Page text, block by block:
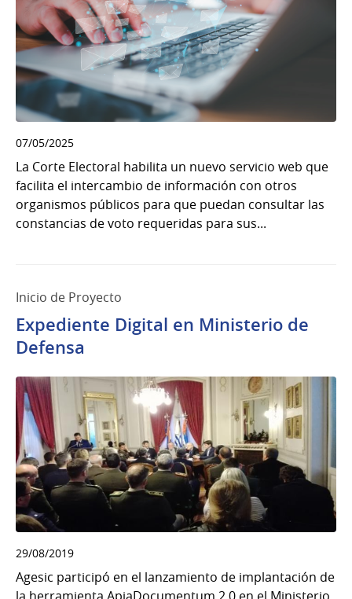
07/05/2025
La Corte Electoral habilita un nuevo servicio web que
facilita el intercambio de información con otros
organismos públicos para que puedan consultar las
constancias de voto requeridas para sus...
Inicio de Proyecto
Expediente Digital en Ministerio de
Defensa
29/08/2019
Agesic participó en el lanzamiento de implantación de